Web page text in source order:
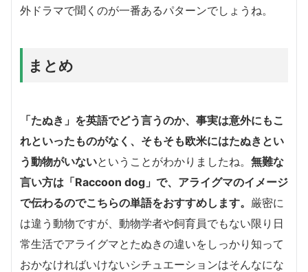
外ドラマで聞くのが一番あるパターンでしょうね。
まとめ
「たぬき」を英語でどう言うのか、事実は意外にもこ
れといったものがなく、そもそも欧米にはたぬきとい
う動物がいないということがわかりましたね。 無難な
言い方は「Raccoon dog」で、アライグマのイメージ
で伝わるのでこちらの単語をおすすめします。 厳密に
は違う動物ですが、動物学者や飼育員でもない限り日
常生活でアライグマとたぬきの違いをしっかり知って
おかなければいけないシチュエーションはそんなにな